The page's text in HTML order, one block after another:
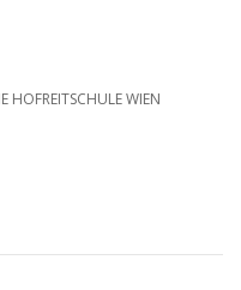
HOFREITSCHULE WIEN